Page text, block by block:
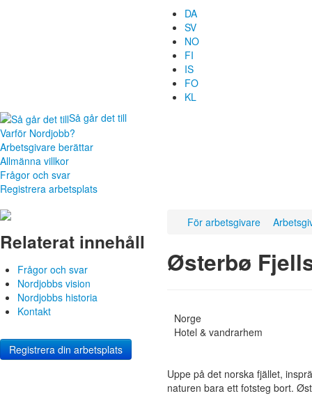
DA
SV
NO
FI
IS
FO
KL
Så går det till
Varför Nordjobb?
Arbetsgivare berättar
Allmänna villkor
Frågor och svar
Registrera arbetsplats
Relaterat innehåll
Frågor och svar
Nordjobbs vision
Nordjobbs historia
Kontakt
Registrera din arbetsplats
För arbetsgivare
Østerbø
Norge
Hotel & vandrarhem
Uppe på det norska fjället,
naturen bara ett fotsteg bort.